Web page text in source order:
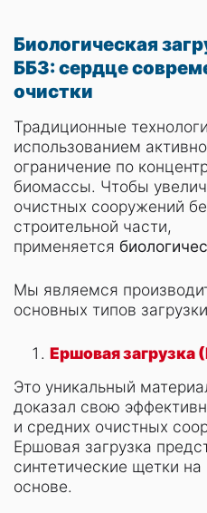
Биологическая
ББЗ: сердце
очистки
Традиционные
использованием
ограничение по
биомассы. Чтобы
очистных сооружений
строительной части,
применяется
Мы являемся
основных типов
Ершовая загрузка
Это уникальный
доказал свою
и средних очистных
Ершовая загрузка
синтетические щетки
основе.